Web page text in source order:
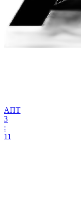
АПТ
3
:
11